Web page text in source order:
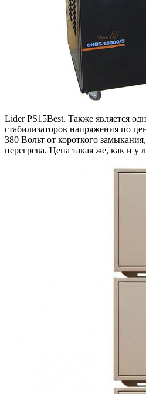
Lider PS15Best. Также является
стабилизаторов напряжения по
380 Вольт от короткого
перегрева. Цена такая же, как и у